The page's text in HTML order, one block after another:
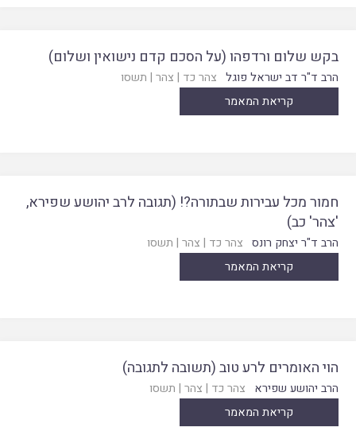
בקש שלום ורדפהו (על הסכם קדם נישואין ושלום)
הרב ד"ר דב ישראל פוגל צהר כד | צהר | תשסו
קריאת המאמר
חמור מכל עבירות שבתורה?! (תגובה לרב יהושע שפירא,
'צהר' כב)
הרב ד"ר יצחק רונס צהר כד | צהר | תשסו
קריאת המאמר
הוי האומרים לרע טוב (תשובה לתגובה)
הרב יהושע שפירא צהר כד | צהר | תשסו
קריאת המאמר